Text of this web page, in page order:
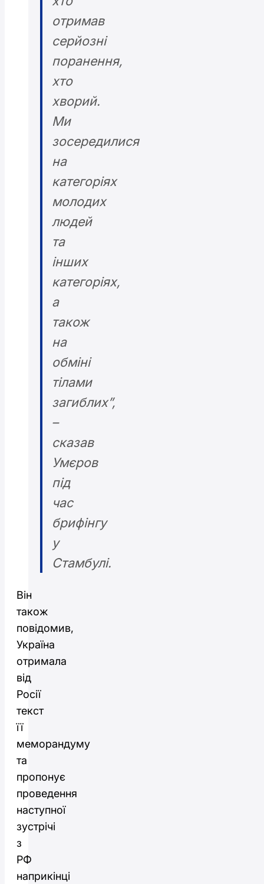
отримав
серйозні
поранення,
хто
хворий.
Ми
зосередилися
на
категоріях
молодих
людей
та
інших
категоріях,
а
також
на
обміні
тілами
загиблих”,
–
сказав
Умєров
під
час
брифінгу
у
Стамбулі.
Він
також
повідомив,
Україна
отримала
від
Росії
текст
її
меморандуму
та
пропонує
проведення
наступної
зустрічі
з
РФ
наприкінці